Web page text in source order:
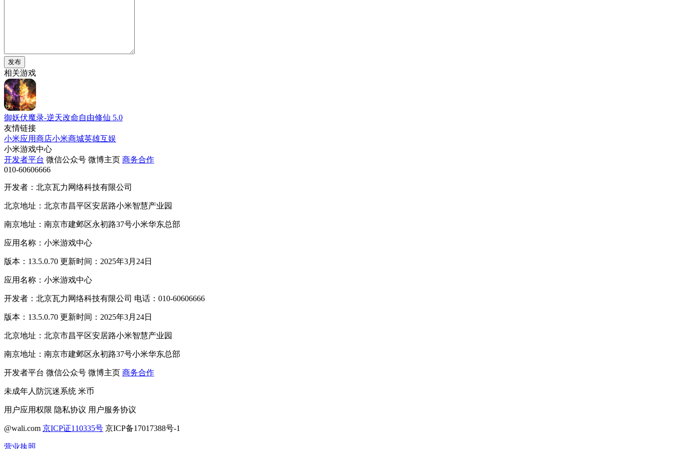
发布
相关游戏
御妖伏魔录-逆天改命自由修仙 5.0
友情链接
小米应用商店小米商城英雄互娱
小米游戏中心
开发者平台 微信公众号 微博主页 商务合作
010-60606666
开发者：北京瓦力网络科技有限公司
北京地址：北京市昌平区安居路小米智慧产业园
南京地址：南京市建邺区永初路37号小米华东总部
应用名称：小米游戏中心
版本：13.5.0.70 更新时间：2025年3月24日
应用名称：小米游戏中心
开发者：北京瓦力网络科技有限公司 电话：010-60606666
版本：13.5.0.70 更新时间：2025年3月24日
北京地址：北京市昌平区安居路小米智慧产业园
南京地址：南京市建邺区永初路37号小米华东总部
开发者平台 微信公众号 微博主页 商务合作
未成年人防沉迷系统 米币
用户应用权限 隐私协议 用户服务协议
@wali.com 京ICP证110335号 京ICP备17017388号-1
营业执照